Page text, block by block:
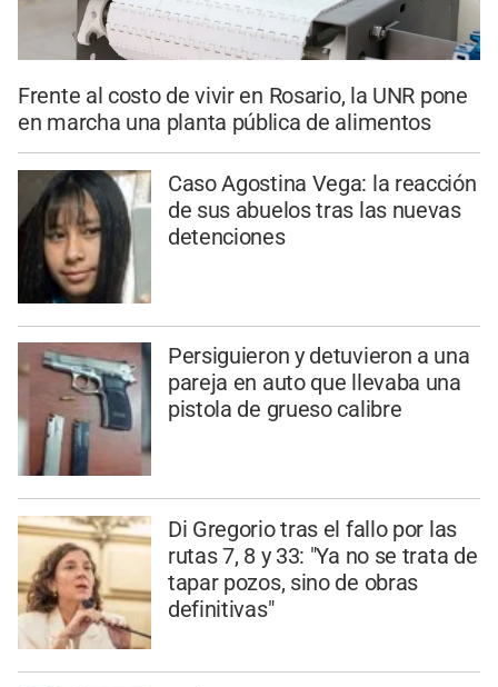
Frente al costo de vivir en Rosario, la UNR pone
en marcha una planta pública de alimentos
Caso Agostina Vega: la reacción
de sus abuelos tras las nuevas
detenciones
Persiguieron y detuvieron a una
pareja en auto que llevaba una
pistola de grueso calibre
Di Gregorio tras el fallo por las
rutas 7, 8 y 33: "Ya no se trata de
tapar pozos, sino de obras
definitivas"